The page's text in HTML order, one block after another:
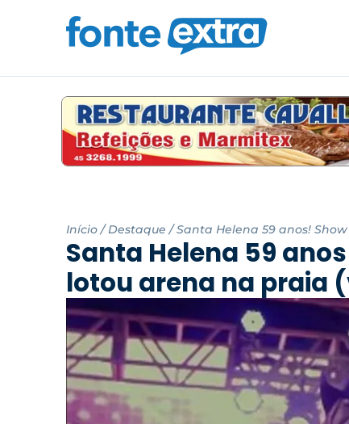
Início / Destaque / Santa Helena 59 anos!
Santa Helena 59
lotou arena na praia